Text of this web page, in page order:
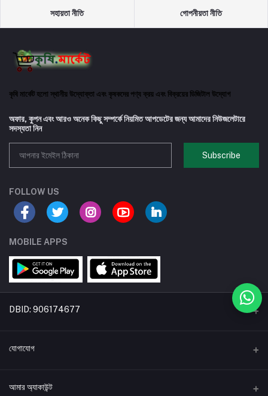
সহায়তা নীতি গোপনীয়তা নীতি
কৃষি মার্কেট হলো স্থানীয় উদ্যোক্তা এবং কৃষকদের পণ্য ক্রয় এবং বিক্রয়ের ডিজিটাল উদ্যোগ
অফার, কুপন এবং আরও অনেক কিছু সম্পর্কে নিয়মিত আপডেটের জন্য আমাদের নিউজলেটারে
সদস্যতা নিন
Subscribe
FOLLOW US
MOBILE APPS
DBID: 906174677
একটি বিডিকৃষি উদ্যোগ
যোগাযোগ
*ঠিকানা:
আমার অ্যাকাউন্ট